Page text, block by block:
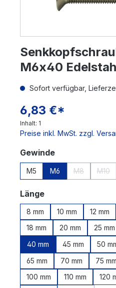
M6x40
Sofort verfügbar,
6,83 €*
Inhalt: 1
Preise inkl. MwSt. zzgl.
Gewindeauswählen
M5 M6 M8 M10
Längeauswählen
8 mm 10 mm 12 mm
18 mm
20 mm 25 mm
40 mm
45 mm 50
65 mm
70 mm 75 mm
100 mm
110 mm 120